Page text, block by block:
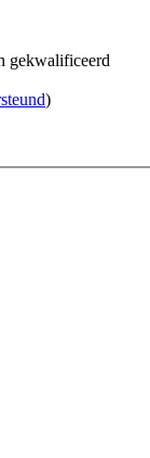
gekwalificeerd
)